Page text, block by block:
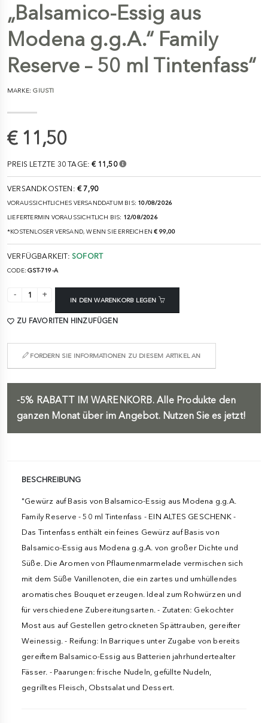
„Balsamico-Essig aus
Modena g.g.A.“ Family
Reserve – 50 ml Tintenfass“
MARKE:GIUSTI
€ 11,50
PREIS LETZTE 30 TAGE:€ 11,50
VERSANDKOSTEN: € 7,90
VORAUSSICHTLICHES VERSANDDATUM BIS: 10/08/2026
LIEFERTERMIN VORAUSSICHTLICH BIS: 12/08/2026
*KOSTENLOSER VERSAND, WENN SIE ERREICHEN€ 99,00
VERFÜGBARKEIT: SOFORT
CODE:GST-719-A
IN DEN WARENKORB LEGEN
ZU FAVORITEN HINZUFÜGEN
FORDERN SIE INFORMATIONEN ZU DIESEM ARTIKEL AN
-5% RABATT IM WARENKORB.Alle Produkte den
ganzen Monat über im Angebot. Nutzen Sie es jetzt!
BESCHREIBUNG
"Gewürz auf Basis von Balsamico-Essig aus Modena g.g.A.
Family Reserve - 50 ml Tintenfass - EIN ALTES GESCHENK -
Das Tintenfass enthält ein feines Gewürz auf Basis von
Balsamico-Essig aus Modena g.g.A. von großer Dichte und
Süße. Die Aromen von Pflaumenmarmelade vermischen sich
mit dem Süße Vanillenoten, die ein zartes und umhüllendes
aromatisches Bouquet erzeugen. Ideal zum Rohwürzen und
für verschiedene Zubereitungsarten. - Zutaten: Gekochter
Most aus auf Gestellen getrockneten Spättrauben, gereifter
Weinessig. - Reifung: In Barriques unter Zugabe von bereits
gereiftem Balsamico-Essig aus Batterien jahrhundertealter
Fässer. - Paarungen: frische Nudeln, gefüllte Nudeln,
gegrilltes Fleisch, Obstsalat und Dessert.